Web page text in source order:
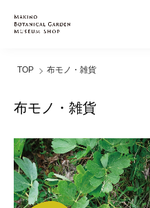
TOP 布モノ・雑貨
布モノ・雑貨